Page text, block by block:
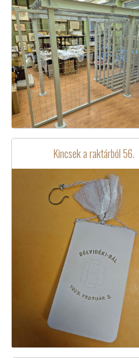
Kincsek a raktárból 56.